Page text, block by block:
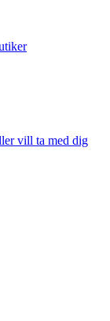
vill ta med dig